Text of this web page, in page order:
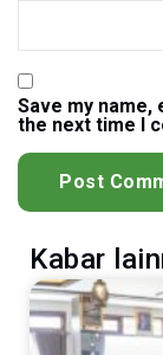
Save my
the next time I
Kabar